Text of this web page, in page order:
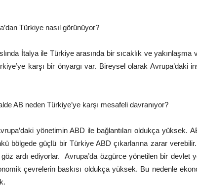
Türkiye nasıl görünüyor?
İtalya ile Türkiye arasında bir sıcaklık ve yakınlaşma
karşı bir önyargı var. Bireysel olarak Avrupa’daki
AB neden Türkiye’ye karşı mesafeli davranıyor?
yönetimin ABD ile bağlantıları oldukça yüksek.
bölgede güçlü bir Türkiye ABD çıkarlarına zarar
ardı ediyorlar. Avrupa’da özgürce yönetilen bir devlet
çevrelerin baskısı oldukça yüksek. Bu nedenle